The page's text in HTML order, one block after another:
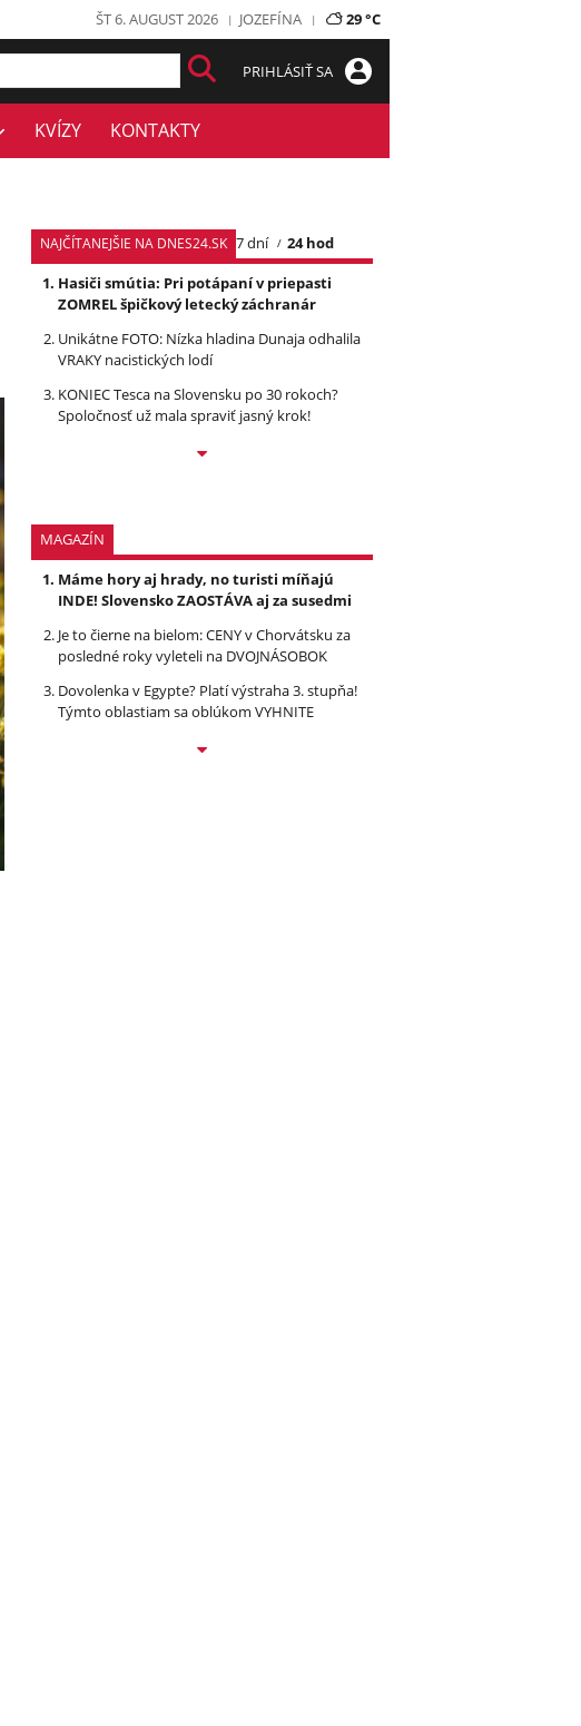
ŠT 6. AUGUST 2026 JOZEFÍNA 29 °C
PRIHLÁSIŤ SA
KVÍZY KONTAKTY
NAJČÍTANEJŠIE NA DNES24.SK 7 dní
24 hod
Hasiči smútia: Pri potápaní v priepasti
ZOMREL špičkový letecký záchranár
Unikátne FOTO: Nízka hladina Dunaja odhalila
VRAKY nacistických lodí
KONIEC Tesca na Slovensku po 30 rokoch?
Spoločnosť už mala spraviť jasný krok!
MAGAZÍN
Máme hory aj hrady, no turisti míňajú
INDE! Slovensko ZAOSTÁVA aj za susedmi
Je to čierne na bielom: CENY v Chorvátsku za
posledné roky vyleteli na DVOJNÁSOBOK
Dovolenka v Egypte? Platí výstraha 3. stupňa!
Týmto oblastiam sa oblúkom VYHNITE